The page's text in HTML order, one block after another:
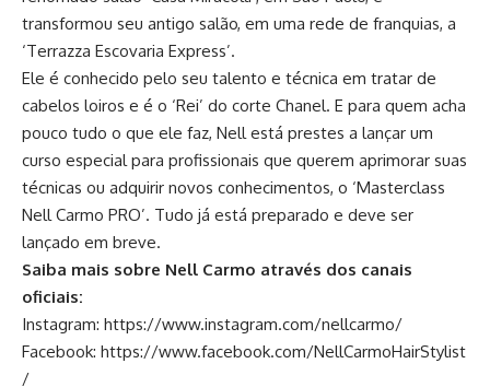
transformou seu antigo salão, em uma rede de franquias, a
‘Terrazza Escovaria Express’.
Ele é conhecido pelo seu talento e técnica em tratar de
cabelos loiros e é o ‘Rei’ do corte Chanel. E para quem acha
pouco tudo o que ele faz, Nell está prestes a lançar um
curso especial para profissionais que querem aprimorar suas
técnicas ou adquirir novos conhecimentos, o ‘Masterclass
Nell Carmo PRO’. Tudo já está preparado e deve ser
lançado em breve.
Saiba mais sobre Nell Carmo através dos canais
oficiais:
Instagram: https://www.instagram.com/nellcarmo/
Facebook: https://www.facebook.com/NellCarmoHairStylist
/